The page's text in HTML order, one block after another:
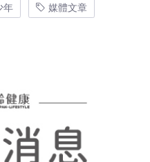
年 媒體文章